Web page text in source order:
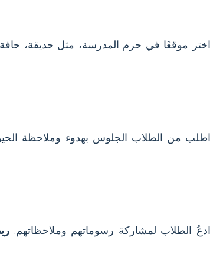
اختر موقعًا في حرم المدرسة، مثل حديقة،
اطلب من الطلاب الجلوس بهدوء وملاحظة
ادعُ الطلاب لمشاركة رسوماتهم وملاحظاتهم.